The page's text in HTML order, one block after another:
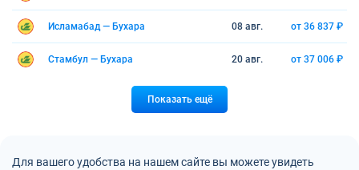
Исламабад — Бухара 08 авг. от 36 837 ₽
Стамбул — Бухара 20 авг. от 37 006 ₽
Показать ещё
Для вашего удобства на нашем сайте вы можете увидеть